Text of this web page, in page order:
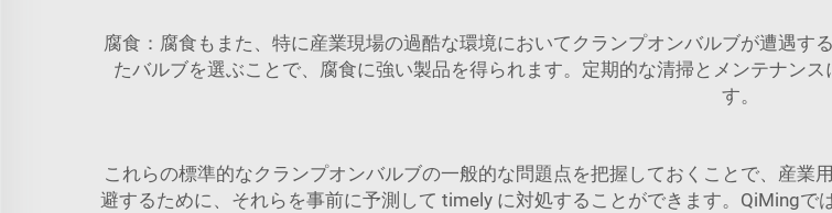
腐食：腐食もまた、特に産業現場の過酷な環境においてクランプオンバルブが遭遇
たバルブを選ぶことで、腐食に強い製品を得られます。定期的な清掃とメンテナン
す。
これらの標準的なクランプオンバルブの一般的な問題点を把握しておくことで、産
避するために、それらを事前に予測して timely に対処することができます。QiMing